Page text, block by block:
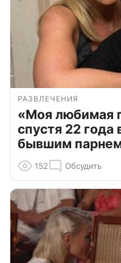
РАЗВЛЕЧЕНИЯ
«Моя любимая
спустя 22 года
бывшим
152 Обсудить